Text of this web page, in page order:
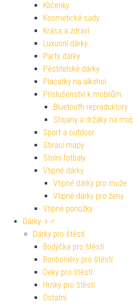
Klíčenky
Kosmetické sady
Krása a zdraví
Luxusní dárky
Party dárky
Pěstitelské dárky
Placatky na alkohol
Příslušenství k mobilům
Bluetooth reproduktory
Stojany a držáky na
Sport a outdoor
Stírací mapy
Stolní fotbaly
Vtipné dárky
Vtipné dárky pro muže
Vtipné dárky pro ženy
Vtipné ponožky
Dárky ♀♂
Dárky pro štěstí
Bodýčka pro štěstí
Bonboniéry pro štěstí
Deky pro štěstí
Hrnky pro štěstí
Ostatní